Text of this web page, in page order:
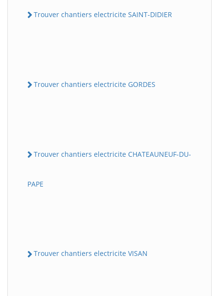
Trouver chantiers electricite SAINT-DIDIER
Trouver chantiers electricite GORDES
Trouver chantiers electricite CHATEAUNEUF-DU-
PAPE
Trouver chantiers electricite VISAN